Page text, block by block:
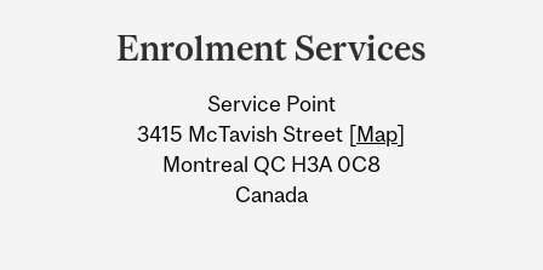
Information
Enrolment Services
Service Point
3415 McTavish Street [Map]
Montreal QC H3A 0C8
Canada